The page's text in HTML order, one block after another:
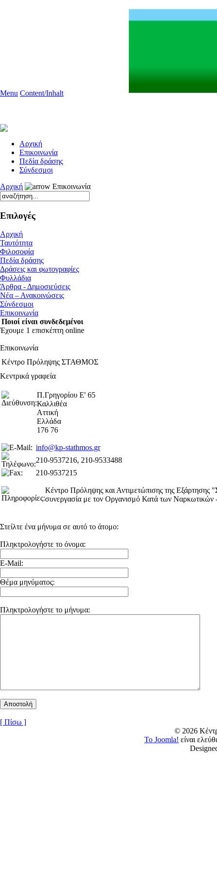
Menu Content/Inhalt
Aρχική
Επικοινωνία
Πεδία δράσης
Σύνδεσμοι
Αρχική
Επικοινωνία
Επιλογές
Αρχική
Ταυτότητα
Φιλοσοφία
Πεδία δράσης
Δράσεις και φωτογραφίες
Φυλλάδια
Άρθρα - Δημοσιεύσεις
Νέα – Ανακοινώσεις
Σύνδεσμοι
Επικοινωνία
Ποιοί είναι συνδεδεμένοι
Έχουμε 1 επισκέπτη online
Επικοινωνία
Κέντρο Πρόληψης ΣΤΑΘΜΟΣ
Κεντρικά γραφεία
Π.Γρηγορίου Ε' 65
Καλλιθέα
Αττική
Ελλάδα
176 76
info@kp-stathmos.gr
210-9537216, 210-9533488
210-9537215
Κέντρο Πρόληψης και Αντιμετώπισης της
συνεργασία με τον Οργανισμό Κατά των
Στείλτε ένα μήνυμα σε αυτό το άτομο:
Πληκτρολογήστε το όνομα:
E-Mail:
Θέμα μηνύματος:
Πληκτρολογήστε το μήνυμα:
[ Πίσω ]
© 2026
Το Joomla! είναι